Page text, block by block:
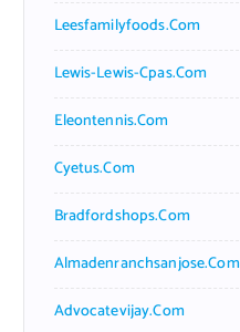
Leesfamilyfoods.com
Lewis-Lewis-Cpas.com
Eleontennis.com
Cyetus.com
Bradfordshops.com
Almadenranchsanjose.com
Advocatevijay.com